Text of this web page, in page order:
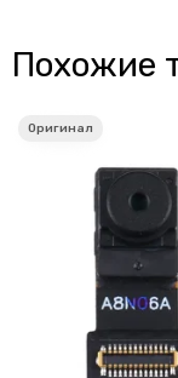
Похожие